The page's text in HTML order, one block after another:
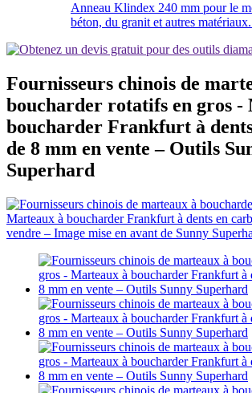
Anneau Klindex 240 mm pour le
béton, du granit et autres
Fournisseurs chinois de
boucharder rotatifs en gros -
boucharder Frankfurt à
de 8 mm en vente – Outils
Superhard